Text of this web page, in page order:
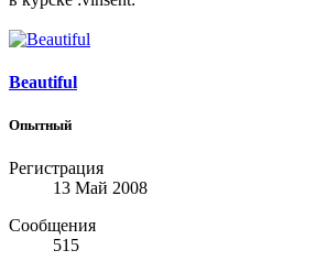
Beautiful
Опытный
Регистрация
13 Май 2008
Сообщения
515